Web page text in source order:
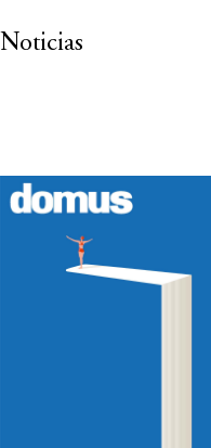
Noticias